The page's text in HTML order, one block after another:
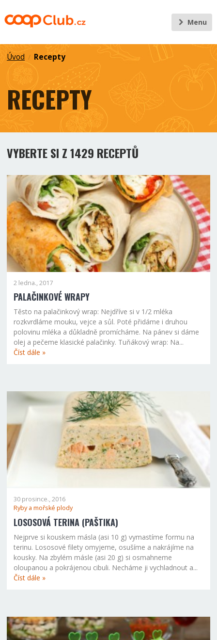
Menu
Úvod / Recepty
RECEPTY
VYBERTE SI Z 1429 RECEPTŮ
2 ledna., 2017
PALAČINKOVÉ WRAPY
Těsto na palačinkový wrap: Nejdříve si v 1/2 mléka
rozkvrdláme mouku, vejce a sůl. Poté přidáme i druhou
polovinu mléka a důkladně promícháme. Na pánev si dáme
olej a pečeme klasické palačinky. Tuňákový wrap: Na...
Číst dále »
30 prosince., 2016
Ryby a mořské plody
LOSOSOVÁ TERINA (PAŠTIKA)
Nejprve si kouskem másla (asi 10 g) vymastíme formu na
terinu. Lososové filety omyjeme, osušíme a nakrájíme na
kousky. Na zbylém másle (asi 20 g) si osmahneme
oloupanou a pokrájenou cibuli. Necháme ji vychladnout a...
Číst dále »